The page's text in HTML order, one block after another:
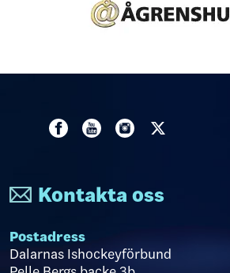
Kontakta oss
Postadress
Dalarnas Ishockeyförbund